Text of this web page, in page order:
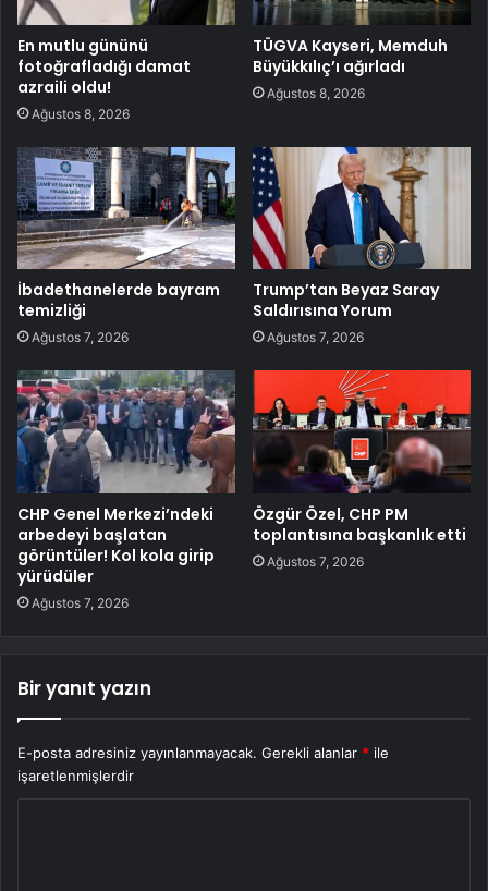
En mutlu gününü
fotoğrafladığı damat
azraili oldu!
Ağustos 8, 2026
TÜGVA Kayseri, Memduh
Büyükkılıç’ı ağırladı
Ağustos 8, 2026
İbadethanelerde bayram
temizliği
Ağustos 7, 2026
Trump’tan Beyaz Saray
Saldırısına Yorum
Ağustos 7, 2026
CHP Genel Merkezi’ndeki
arbedeyi başlatan
görüntüler! Kol kola girip
yürüdüler
Ağustos 7, 2026
Özgür Özel, CHP PM
toplantısına başkanlık etti
Ağustos 7, 2026
Bir yanıt yazın
E-posta adresiniz yayınlanmayacak. Gerekli alanlar * ile
işaretlenmişlerdir